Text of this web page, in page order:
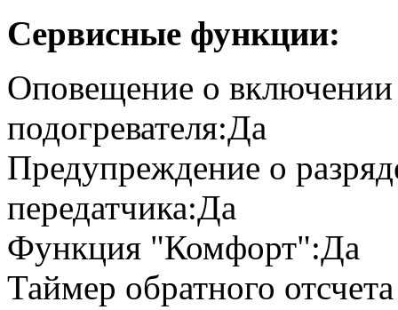
Сервисные функции:
Оповещение о включении
подогревателя:Да
Предупреждение о
передатчика:Да
Функция "Комфорт":Да
Таймер обратного